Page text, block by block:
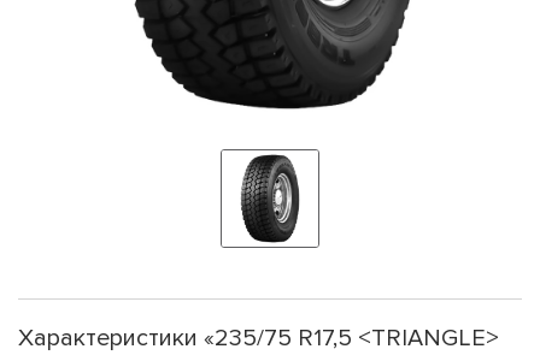
Характеристики «235/75 R17,5 <TRIANGLE>